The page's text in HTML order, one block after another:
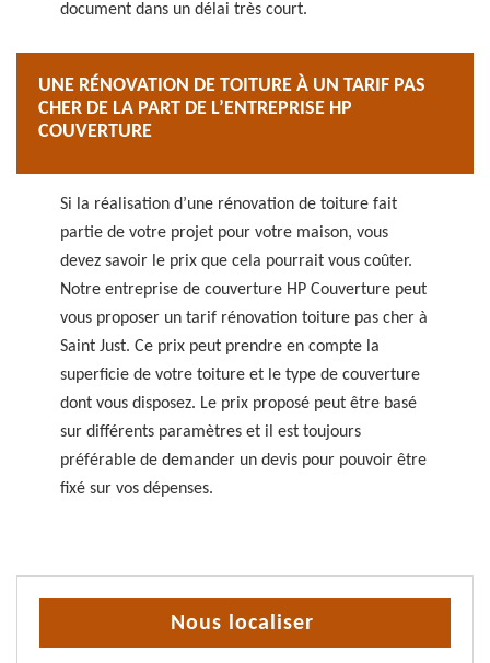
document dans un délai très court.
UNE RÉNOVATION DE TOITURE À UN TARIF PAS
CHER DE LA PART DE L’ENTREPRISE HP
COUVERTURE
Si la réalisation d’une rénovation de toiture fait
partie de votre projet pour votre maison, vous
devez savoir le prix que cela pourrait vous coûter.
Notre entreprise de couverture HP Couverture peut
vous proposer un tarif rénovation toiture pas cher à
Saint Just. Ce prix peut prendre en compte la
superficie de votre toiture et le type de couverture
dont vous disposez. Le prix proposé peut être basé
sur différents paramètres et il est toujours
préférable de demander un devis pour pouvoir être
fixé sur vos dépenses.
Nous localiser